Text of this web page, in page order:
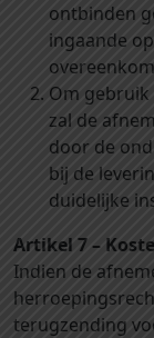
ontbinden
ingaande
Om
zal de
door de
bij de
duidelijke
Artikel 7 –
Indien de
terugzending